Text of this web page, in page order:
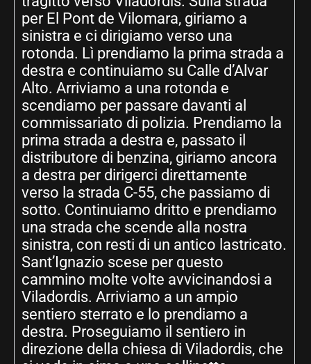
per El Pont de Vilomara, giriamo a
sinistra e ci dirigiamo verso una
rotonda. Lì prendiamo la prima strada a
destra e continuiamo su Calle d’Alvar
Alto. Arriviamo a una rotonda e
scendiamo per passare davanti al
commissariato di polizia. Prendiamo la
prima strada a destra e, passato il
distributore di benzina, giriamo ancora
a destra per dirigerci direttamente
verso la strada C-55, che passiamo di
sotto. Continuiamo dritto e prendiamo
una strada che scende alla nostra
sinistra, con resti di un antico lastricato.
Sant’Ignazio scese per questo
cammino molte volte avvicinandosi a
Viladordis. Arriviamo a un ampio
sentiero sterrato e lo prendiamo a
destra. Proseguiamo il sentiero in
direzione della chiesa di Viladordis, che